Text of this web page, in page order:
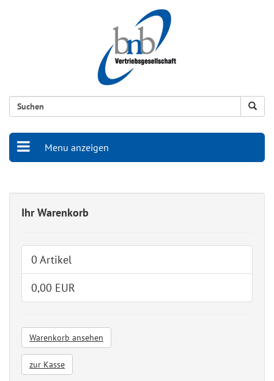
Menu anzeigen
Ihr Warenkorb
0 Artikel
0,00 EUR
Warenkorb ansehen
zur Kasse